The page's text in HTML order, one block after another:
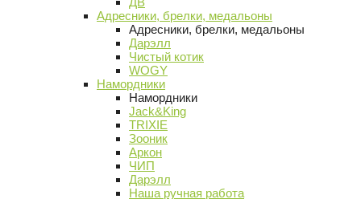
Адресники, брелки, медальоны
Адресники, брелки, медальоны
Дарэлл
Чистый котик
WOGY
Намордники
Намордники
Jack&King
TRIXIE
Зооник
Аркон
ЧИП
Дарэлл
Наша ручная работа